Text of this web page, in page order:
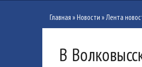
Главная »Новости »Лента
В